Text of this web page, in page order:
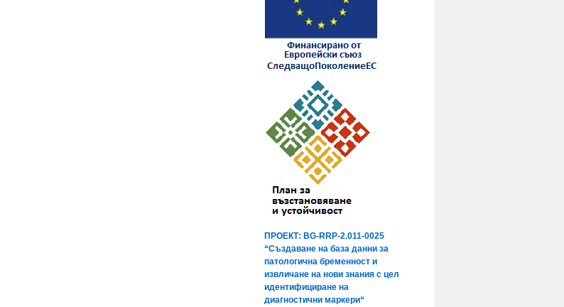
ПРОЕКТ: BG-RRP-2.011-0025
“Създаване на база данни за
патологична бременност и
извличане на нови знания с цел
идентифициране на
диагностични маркери“